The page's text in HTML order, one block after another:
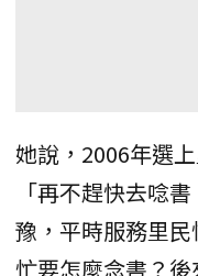
她說，2006年選
「再不趕快去唸
豫，平時服務里
忙要怎麼念書？